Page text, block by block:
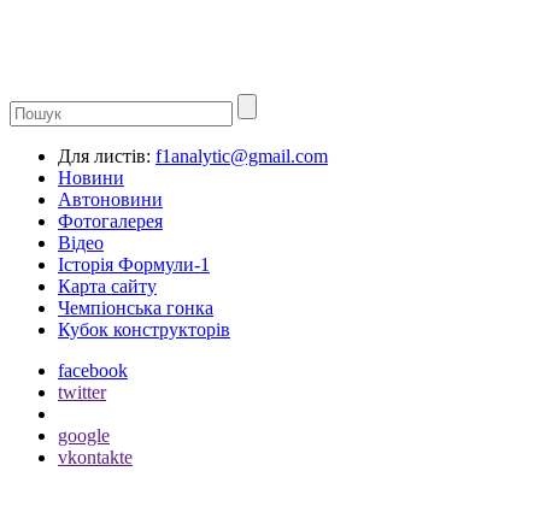
Для листів: f1analytic@gmail.com
Новини
Автоновини
Фотогалерея
Відео
Історія Формули-1
Карта сайту
Чемпіонська гонка
Кубок конструкторів
facebook
twitter
google
vkontakte